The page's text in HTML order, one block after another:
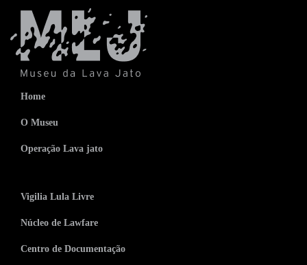
Home
O Museu
Operação Lava jato
Vigilia Lula Livre
Núcleo de Lawfare
Centro de Documentação